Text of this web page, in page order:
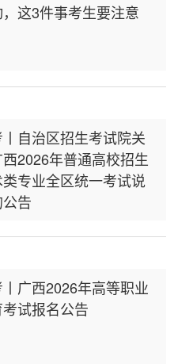
这3件事考生要注意
自治区招生考试院关
2026年普通高校招生
专业全区统一考试说
告
广西2026年高等职业
试报名公告